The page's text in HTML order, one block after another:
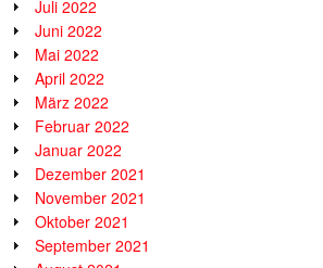
Juli 2022
Juni 2022
Mai 2022
April 2022
März 2022
Februar 2022
Januar 2022
Dezember 2021
November 2021
Oktober 2021
September 2021